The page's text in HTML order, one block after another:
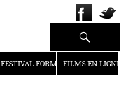
FESTIVAL FORMAT COURT
FILMS EN LIGNE
Recherche